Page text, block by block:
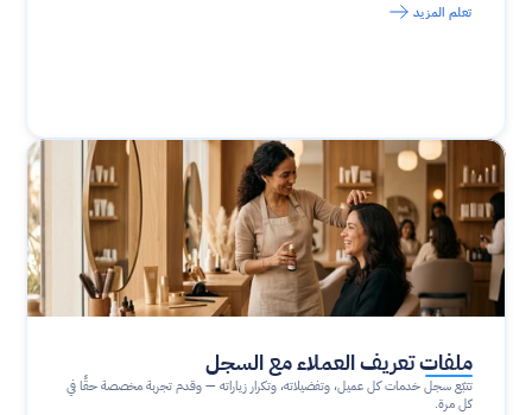
تعلم المزيد
ملفات تعريف العملاء مع السجل
كل مرة.